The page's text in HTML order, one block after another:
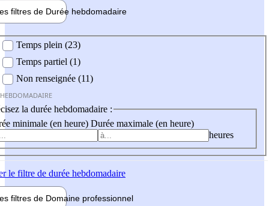
filtres de Durée hebdomadaire
Temps plein (23)
Temps partiel (1)
Non renseignée (11)
la durée hebdomadaire :
minimale (en heure) Durée maximale (en heure)
heures
le filtre de durée hebdomadaire
filtres de Domaine professionnel